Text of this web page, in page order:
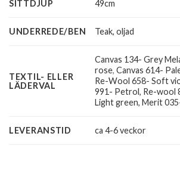
SITTDJUP 49cm
UNDERREDE/BEN Teak, oljad
TEXTIL- ELLER
LÄDERVAL
Canvas 134- Grey
rose,Canvas 614-
Re-Wool 658- Soft
991- Petrol, Re-wool
Light green, Merit
LEVERANSTID ca 4-6 veckor